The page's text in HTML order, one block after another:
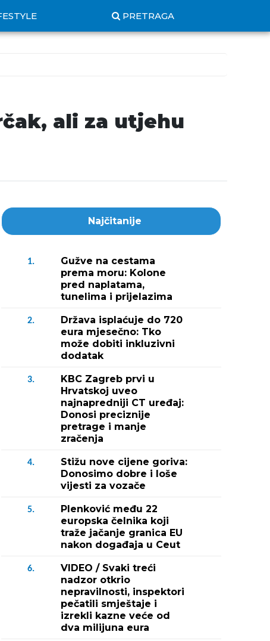
PRETRAGA
ali za utjehu
Najčitanije
1.
Gužve na cestama
prema moru: Kolone
pred naplatama,
tunelima i prijelazima
2.
Država isplaćuje do 720
eura mjesečno: Tko
može dobiti inkluzivni
dodatak
3.
KBC Zagreb prvi u
Hrvatskoj uveo
najnapredniji CT uređaj:
Donosi preciznije
pretrage i manje
zračenja
4.
Stižu nove cijene goriva:
Donosimo dobre i loše
vijesti za vozače
5.
Plenković među 22
europska čelnika koji
traže jačanje granica EU
nakon događaja u Ceut
6.
VIDEO / Svaki treći
nadzor otkrio
nepravilnosti, inspektori
pečatili smještaje i
izrekli kazne veće od
dva milijuna eura